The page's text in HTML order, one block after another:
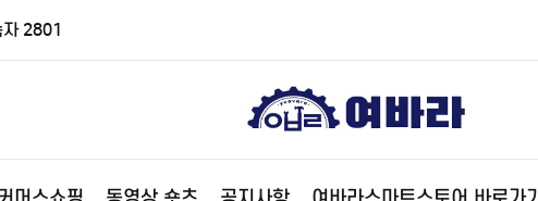
자 2801